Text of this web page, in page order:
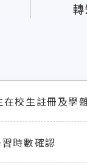
校生註冊及學
時數確認